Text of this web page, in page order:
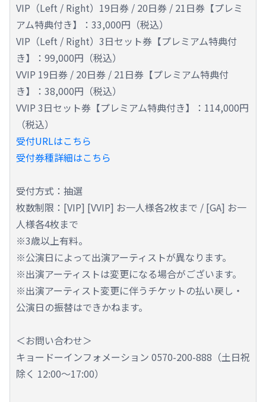
VIP（Left / Right）19日券 / 20日券 / 21日券【プレミ
アム特典付き】：33,000円（税込）
VIP（Left / Right）3日セット券【プレミアム特典付
き】：99,000円（税込）
VVIP 19日券 / 20日券 / 21日券【プレミアム特典付
き】：38,000円（税込）
VVIP 3日セット券【プレミアム特典付き】：114,000円
（税込）
受付URLはこちら
受付券種詳細はこちら
受付方式：抽選
枚数制限：[VIP] [VVIP] お一人様各2枚まで / [GA] お一
人様各4枚まで
※3歳以上有料。
※公演日によって出演アーティストが異なります。
※出演アーティストは変更になる場合がございます。
※出演アーティスト変更に伴うチケットの払い戻し・
公演日の振替はできかねます。
＜お問い合わせ＞
キョードーインフォメーション 0570-200-888（土日祝
除く 12:00～17:00）